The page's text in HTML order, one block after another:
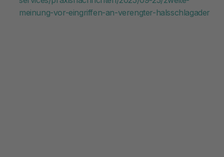
meinung-vor-eingriffen-an-verengter-halsschlagader